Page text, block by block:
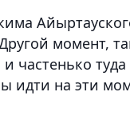
момент,
и частенько
идти на эти